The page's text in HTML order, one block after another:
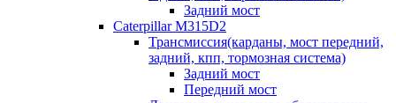
Задний мост
Caterpillar M315D2
Трансмиссия(карданы, мост передний,
задний, кпп, тормозная система)
Задний мост
Передний мост